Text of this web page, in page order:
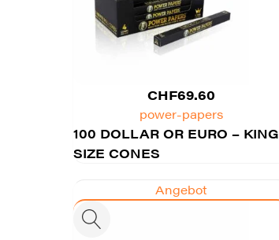
CHF69.60
power-papers
100 DOLLAR OR EURO – KING
SIZE CONES
Angebot